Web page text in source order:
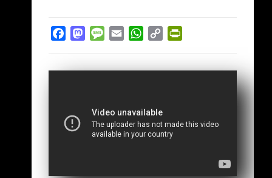
FacebookMastodon
Message
Email WhatsApp
Copy